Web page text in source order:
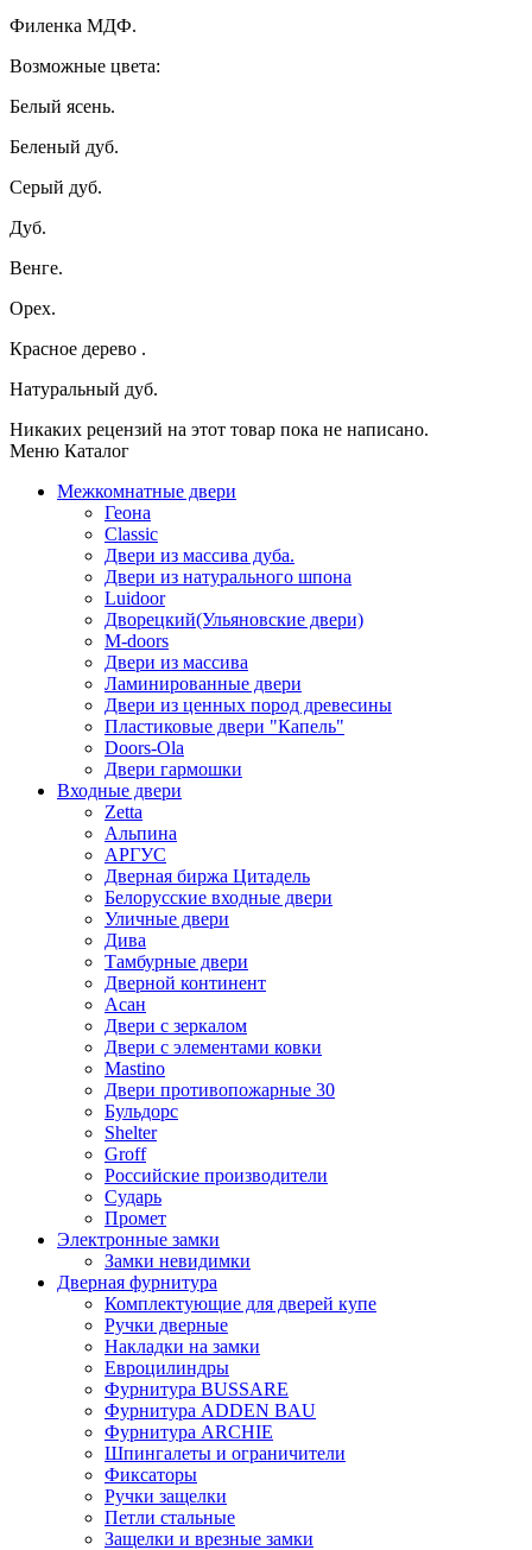
Филенка МДФ.
Возможные цвета:
Белый ясень.
Беленый дуб.
Серый дуб.
Дуб.
Венге.
Орех.
Красное дерево .
Натуральный дуб.
Никаких рецензий на этот товар пока не написано.
Меню Каталог
Межкомнатные двери
Геона
Classic
Двери из массива дуба.
Двери из натурального шпона
Luidoor
Дворецкий(Ульяновские двери)
M-doors
Двери из массива
Ламинированные двери
Двери из ценных пород древесины
Пластиковые двери "Капель"
Doors-Ola
Двери гармошки
Входные двери
Zetta
Альпина
АРГУС
Дверная биржа Цитадель
Белорусские входные двери
Уличные двери
Дива
Тамбурные двери
Дверной континент
Асан
Двери с зеркалом
Двери с элементами ковки
Mastino
Двери противопожарные 30
Бульдорс
Shelter
Groff
Российские производители
Сударь
Промет
Электронные замки
Замки невидимки
Дверная фурнитура
Комплектующие для дверей купе
Ручки дверные
Накладки на замки
Евроцилиндры
Фурнитура BUSSARE
Фурнитура ADDEN BAU
Фурнитура ARCHIE
Шпингалеты и ограничители
Фиксаторы
Ручки защелки
Петли стальные
Защелки и врезные замки